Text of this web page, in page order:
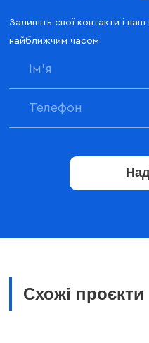
Залишіть свої контакти і
найближчим часом
Схожі проєкти